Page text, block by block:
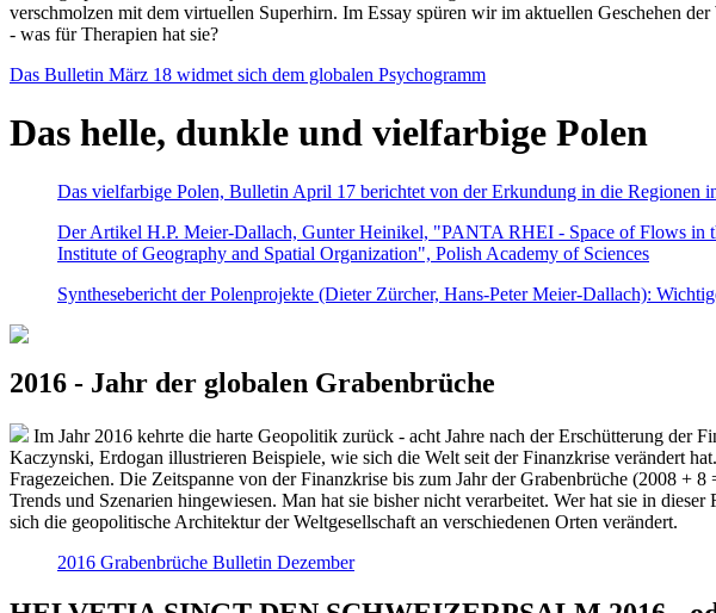
verschmolzen mit dem virtuellen Superhirn. Im Essay spüren wir im aktuellen Geschehen
- was für Therapien hat sie?
Das Bulletin März 18 widmet sich dem globalen Psychogramm
Das helle, dunkle und vielfarbige Polen
Das vielfarbige Polen, Bulletin April 17 berichtet von der Erkundung in die Regionen
Der Artikel H.P. Meier-Dallach, Gunter Heinikel, "PANTA RHEI - Space of Flows in
Institute of Geography and Spatial Organization", Polish Academy of Sciences
Synthesebericht der Polenprojekte (Dieter Zürcher, Hans-Peter Meier-Dallach):
2016 - Jahr der globalen Grabenbrüche
Im Jahr 2016 kehrte die harte Geopolitik zurück - acht Jahre nach der Erschütterung
Kaczynski, Erdogan illustrieren Beispiele, wie sich die Welt seit der Finanzkrise verändert
Fragezeichen. Die Zeitspanne von der Finanzkrise bis zum Jahr der Grabenbrüche (2008 +
Trends und Szenarien hingewiesen. Man hat sie bisher nicht verarbeitet. Wer hat sie in
sich die geopolitische Architektur der Weltgesellschaft an verschiedenen Orten verändert.
2016 Grabenbrüche Bulletin Dezember